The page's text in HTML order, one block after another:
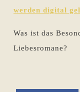
werden digital
Was ist das
Liebesromane?